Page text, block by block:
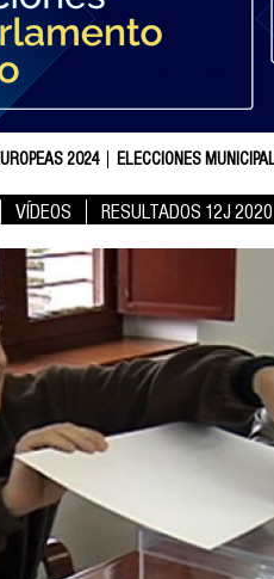
2024 ELECCIONES
VÍDEOS RESULTADOS 12J 2020